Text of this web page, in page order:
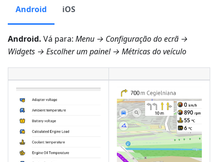
Android iOS
Android. Vá para: Menu → Configuração do ecrã →
Widgets → Escolher um painel → Métricas do veículo